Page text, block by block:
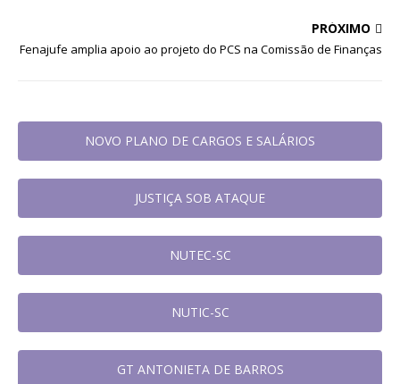
PRÓXIMO
Fenajufe amplia apoio ao projeto do PCS na Comissão de Finanças
NOVO PLANO DE CARGOS E SALÁRIOS
JUSTIÇA SOB ATAQUE
NUTEC-SC
NUTIC-SC
GT ANTONIETA DE BARROS